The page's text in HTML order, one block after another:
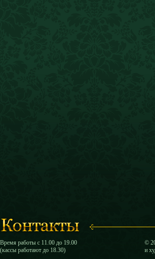
Время работы с 11.00 до 19.00
(кассы работают до 18.30)
©
и